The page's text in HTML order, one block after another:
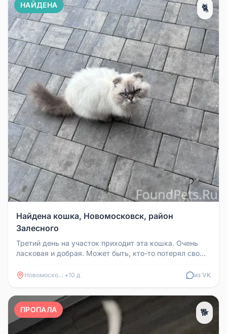
НАЙДЕНА 🐈
Найдена кошка, Новомосковск, район
Залесного
Третий день на участок приходит эта кошка. Очень
ласковая и добрая. Может быть, кто-то потерял свою
Новомосковск •10 д из VK
ПРОПАЛА 🐕